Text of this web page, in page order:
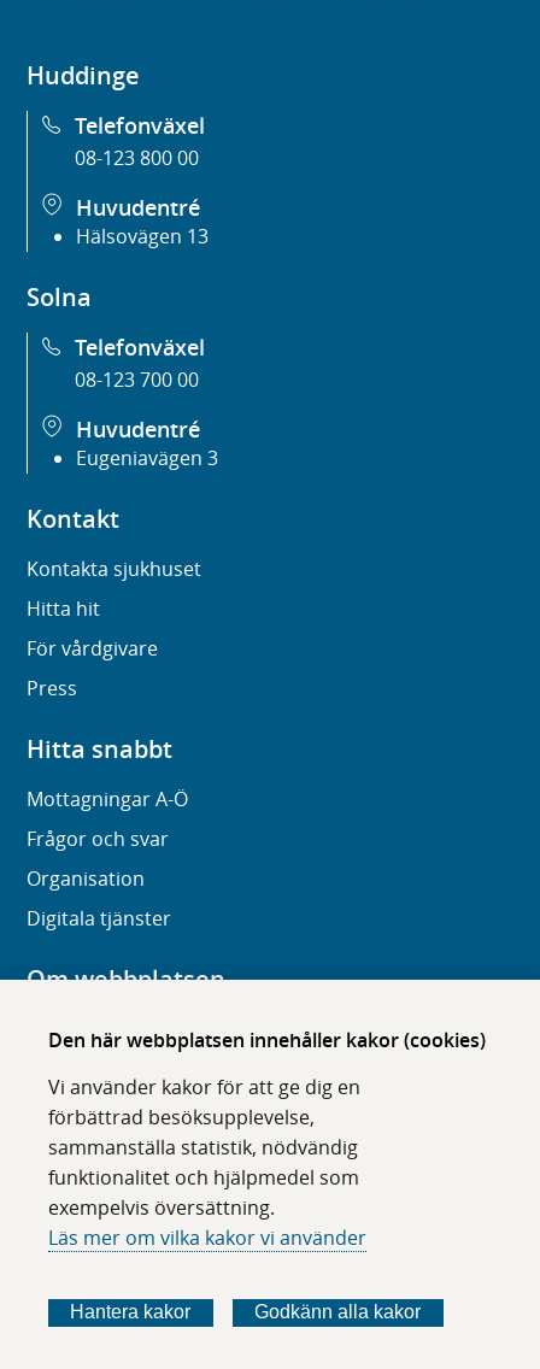
Den här webbplatsen innehåller kakor (cookies)
Vi använder kakor för att ge dig en
förbättrad besöksupplevelse,
sammanställa statistik, nödvändig
funktionalitet och hjälpmedel som
exempelvis översättning.
Läs mer om vilka kakor vi använder
Hantera kakor Godkänn alla kakor
Huddinge
Telefonväxel
08-123 800 00
Huvudentré
Hälsovägen 13
Solna
Telefonväxel
08-123 700 00
Huvudentré
Eugeniavägen 3
Kontakt
Kontakta sjukhuset
Hitta hit
För vårdgivare
Press
Hitta snabbt
Mottagningar A-Ö
Frågor och svar
Organisation
Digitala tjänster
Om webbplatsen
Om karolinska.se
Tillgänglighet
Om cookies
Följ oss i sociala medier
ö
l
ö
l
ö
l